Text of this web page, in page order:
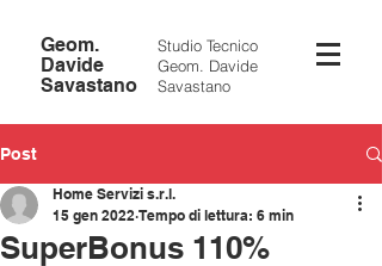
Geom.
Davide
Savastano
Studio Tecnico
Geom. Davide
Savastano
Post
SuperBonus 110%
Home Servizi s.r.l.
15 gen 2022 Tempo di lettura: 6 min